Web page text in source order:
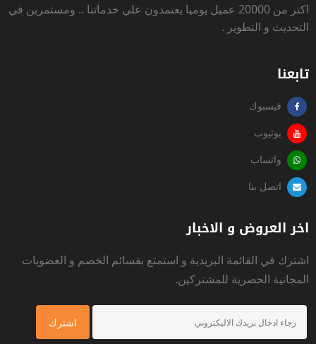
اكتر من 20000 عميل يوميا يعتمدون علي خدماتنا .. ومستمرين في
التحديث و التطوير .
تابعنا
فيسبوك
يوتيوب
واتساب
اتصل بنا
اخر العروض و الاخبار
اشترك في القائمة البريدية و استمتع بقسائم الخصم و العضويات
المجانية الحصرية للمشتركين.